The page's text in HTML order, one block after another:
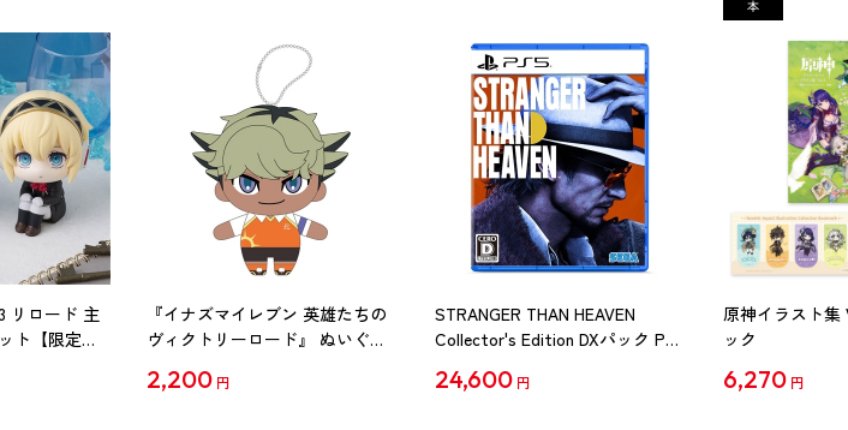
リロード 主
ト【限定座
『イナズマイレブン 英雄たちの
ヴィクトリーロード』 ぬいぐる
2,200 円
STRANGER THAN HEAVEN
Collector's Edition DXパック PS5
24,600 円
原神イラスト集
ック
6,270 円